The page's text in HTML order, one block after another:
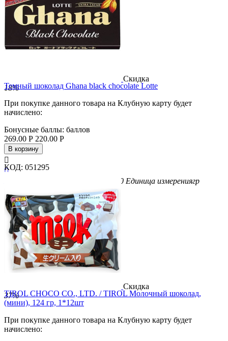
Скидка
18%
Темный шоколад Ghana black chocolate Lotte
При покупке данного товара на Клубную карту будет
начислено:
Бонусные баллы: баллов
269.00 Р 220.00 Р
В корзину


50 Единица измерениягр
КОД: 051295
Скидка
37%
TIROL CHOCO CO., LTD. / TIROL Молочный шоколад,
(мини), 124 гр, 1*12шт
При покупке данного товара на Клубную карту будет
начислено: